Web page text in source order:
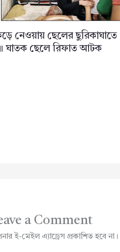
নেওয়ায় ছেলের ছুরিকাঘাতে
॥ ঘাতক ছেলে রিফাত আটক
a Comment
ই-মেইল এ্যাড্রেস প্রকাশিত হবে না।